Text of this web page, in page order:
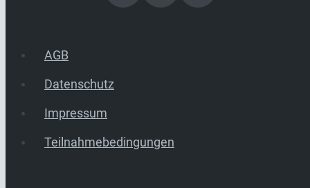
AGB
Datenschutz
Impressum
Teilnahmebedingungen